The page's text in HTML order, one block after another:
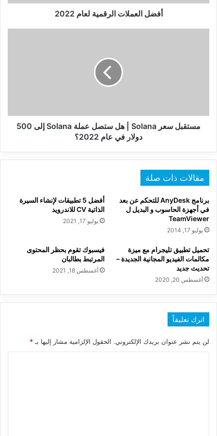
أفضل العملات الرقمية لعام 2022
إلى
500
مستقبل سعر Solana | هل ستصل عملة Solana إلى 500
دولار في عام 2022؟
مقالات ذات صلة
برنامج AnyDesk للتحكم عن بعد
في أجهزة الحاسوب و البديل ل
TeamViewer
يوليو 17, 2014
أفضل 5 تطبيقات لإنشاء السيرة
الذاتية CV للاندرويد
يوليو 17, 2021
تحميل تطبيق تليجرام مع ميزة
مكالمات الفيديو المجانية الجديدة –
تحديث جديد
أغسطس 20, 2020
فيسبوك تقوم بحظر المحتوى
المرتبط بطالبان
أغسطس 18, 2021
اترك تعليقاً
لن يتم نشر عنوان بريدك الإلكتروني. الحقول الإلزامية مشار إليها بـ *